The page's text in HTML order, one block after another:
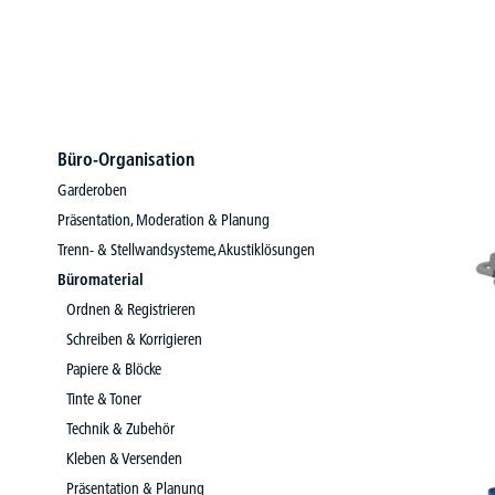
Büro-Organisation
Garderoben
Präsentation, Moderation & Planung
Trenn- & Stellwandsysteme, Akustiklösungen
Büromaterial
Ordnen & Registrieren
Schreiben & Korrigieren
Papiere & Blöcke
Tinte & Toner
Technik & Zubehör
Kleben & Versenden
Präsentation & Planung